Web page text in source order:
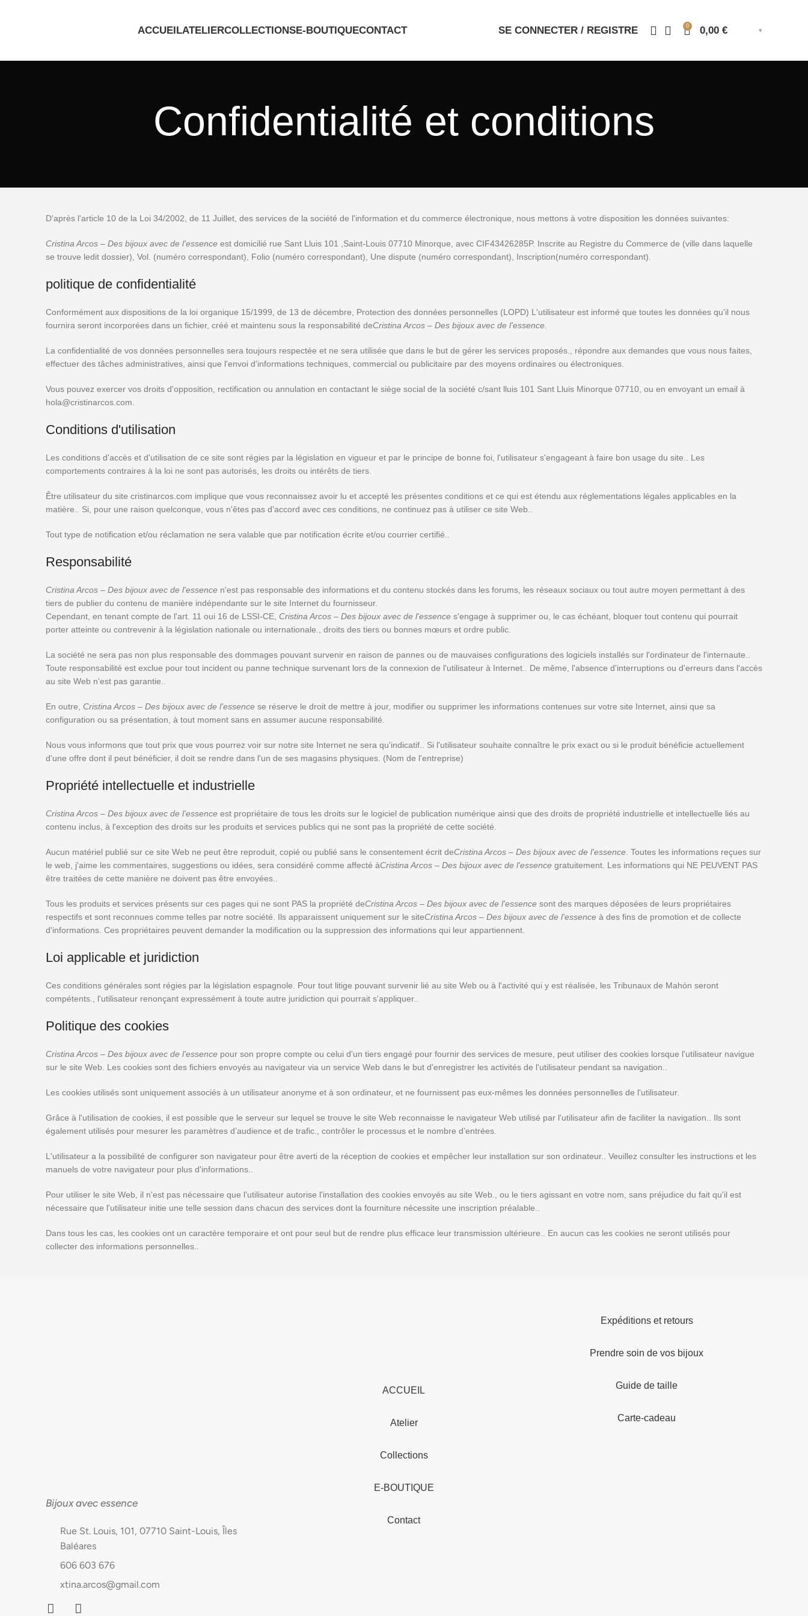
ACCUEILATELIERCOLLECTIONSE-BOUTIQUECONTACT SE CONNECTER / REGISTRE 0 0,00 €
Confidentialité et conditions
D'après l'article 10 de la Loi 34/2002, de 11 Juillet, des services de la société de l'information et du commerce électronique, nous mettons à votre disposition les données suivantes:
Cristina Arcos – Des bijoux avec de l'essence est domicilié rue Sant Lluis 101 ,Saint-Louis 07710 Minorque, avec CIF43426285P. Inscrite au Registre du Commerce de (ville dans laquelle
se trouve ledit dossier), Vol. (numéro correspondant), Folio (numéro correspondant), Une dispute (numéro correspondant), Inscription(numéro correspondant).
politique de confidentialité
Conformément aux dispositions de la loi organique 15/1999, de 13 de décembre, Protection des données personnelles (LOPD) L'utilisateur est informé que toutes les données qu'il nous
fournira seront incorporées dans un fichier, créé et maintenu sous la responsabilité deCristina Arcos – Des bijoux avec de l'essence.
La confidentialité de vos données personnelles sera toujours respectée et ne sera utilisée que dans le but de gérer les services proposés., répondre aux demandes que vous nous faites,
effectuer des tâches administratives, ainsi que l'envoi d'informations techniques, commercial ou publicitaire par des moyens ordinaires ou électroniques.
Vous pouvez exercer vos droits d'opposition, rectification ou annulation en contactant le siège social de la société c/sant lluis 101 Sant Lluis Minorque 07710, ou en envoyant un email à
hola@cristinarcos.com.
Conditions d'utilisation
Les conditions d'accès et d'utilisation de ce site sont régies par la législation en vigueur et par le principe de bonne foi, l'utilisateur s'engageant à faire bon usage du site.. Les
comportements contraires à la loi ne sont pas autorisés, les droits ou intérêts de tiers.
Être utilisateur du site cristinarcos.com implique que vous reconnaissez avoir lu et accepté les présentes conditions et ce qui est étendu aux réglementations légales applicables en la
matière.. Si, pour une raison quelconque, vous n'êtes pas d'accord avec ces conditions, ne continuez pas à utiliser ce site Web..
Tout type de notification et/ou réclamation ne sera valable que par notification écrite et/ou courrier certifié..
Responsabilité
Cristina Arcos – Des bijoux avec de l'essence n'est pas responsable des informations et du contenu stockés dans les forums, les réseaux sociaux ou tout autre moyen permettant à des
tiers de publier du contenu de manière indépendante sur le site Internet du fournisseur.
Cependant, en tenant compte de l'art. 11 oui 16 de LSSI-CE, Cristina Arcos – Des bijoux avec de l'essence s'engage à supprimer ou, le cas échéant, bloquer tout contenu qui pourrait
porter atteinte ou contrevenir à la législation nationale ou internationale., droits des tiers ou bonnes mœurs et ordre public.
La société ne sera pas non plus responsable des dommages pouvant survenir en raison de pannes ou de mauvaises configurations des logiciels installés sur l'ordinateur de l'internaute..
Toute responsabilité est exclue pour tout incident ou panne technique survenant lors de la connexion de l'utilisateur à Internet.. De même, l'absence d'interruptions ou d'erreurs dans l'accès
au site Web n'est pas garantie..
En outre, Cristina Arcos – Des bijoux avec de l'essence se réserve le droit de mettre à jour, modifier ou supprimer les informations contenues sur votre site Internet, ainsi que sa
configuration ou sa présentation, à tout moment sans en assumer aucune responsabilité.
Nous vous informons que tout prix que vous pourrez voir sur notre site Internet ne sera qu'indicatif.. Si l'utilisateur souhaite connaître le prix exact ou si le produit bénéficie actuellement
d'une offre dont il peut bénéficier, il doit se rendre dans l'un de ses magasins physiques. (Nom de l'entreprise)
Propriété intellectuelle et industrielle
Cristina Arcos – Des bijoux avec de l'essence est propriétaire de tous les droits sur le logiciel de publication numérique ainsi que des droits de propriété industrielle et intellectuelle liés au
contenu inclus, à l'exception des droits sur les produits et services publics qui ne sont pas la propriété de cette société.
Aucun matériel publié sur ce site Web ne peut être reproduit, copié ou publié sans le consentement écrit deCristina Arcos – Des bijoux avec de l'essence . Toutes les informations reçues sur
le web, j'aime les commentaires, suggestions ou idées, sera considéré comme affecté àCristina Arcos – Des bijoux avec de l'essence gratuitement. Les informations qui NE PEUVENT PAS
être traitées de cette manière ne doivent pas être envoyées..
Tous les produits et services présents sur ces pages qui ne sont PAS la propriété deCristina Arcos – Des bijoux avec de l'essence sont des marques déposées de leurs propriétaires
respectifs et sont reconnues comme telles par notre société. Ils apparaissent uniquement sur le siteCristina Arcos – Des bijoux avec de l'essence à des fins de promotion et de collecte
d'informations. Ces propriétaires peuvent demander la modification ou la suppression des informations qui leur appartiennent.
Loi applicable et juridiction
Ces conditions générales sont régies par la législation espagnole. Pour tout litige pouvant survenir lié au site Web ou à l'activité qui y est réalisée, les Tribunaux de Mahón seront
compétents., l'utilisateur renonçant expressément à toute autre juridiction qui pourrait s'appliquer..
Politique des cookies
Cristina Arcos – Des bijoux avec de l'essence pour son propre compte ou celui d'un tiers engagé pour fournir des services de mesure, peut utiliser des cookies lorsque l'utilisateur navigue
sur le site Web. Les cookies sont des fichiers envoyés au navigateur via un service Web dans le but d'enregistrer les activités de l'utilisateur pendant sa navigation..
Les cookies utilisés sont uniquement associés à un utilisateur anonyme et à son ordinateur, et ne fournissent pas eux-mêmes les données personnelles de l'utilisateur.
Grâce à l'utilisation de cookies, il est possible que le serveur sur lequel se trouve le site Web reconnaisse le navigateur Web utilisé par l'utilisateur afin de faciliter la navigation.. Ils sont
également utilisés pour mesurer les paramètres d’audience et de trafic., contrôler le processus et le nombre d’entrées.
L'utilisateur a la possibilité de configurer son navigateur pour être averti de la réception de cookies et empêcher leur installation sur son ordinateur.. Veuillez consulter les instructions et les
manuels de votre navigateur pour plus d'informations..
Pour utiliser le site Web, il n'est pas nécessaire que l'utilisateur autorise l'installation des cookies envoyés au site Web., ou le tiers agissant en votre nom, sans préjudice du fait qu'il est
nécessaire que l'utilisateur initie une telle session dans chacun des services dont la fourniture nécessite une inscription préalable..
Dans tous les cas, les cookies ont un caractère temporaire et ont pour seul but de rendre plus efficace leur transmission ultérieure.. En aucun cas les cookies ne seront utilisés pour
collecter des informations personnelles..
Bijoux avec essence
Rue St. Louis, 101, 07710 Saint-Louis, Îles
Baléares
606 603 676
xtina.arcos@gmail.com
ACCUEIL
Atelier
Collections
E-BOUTIQUE
Contact
Expéditions et retours
Prendre soin de vos bijoux
Guide de taille
Carte-cadeau